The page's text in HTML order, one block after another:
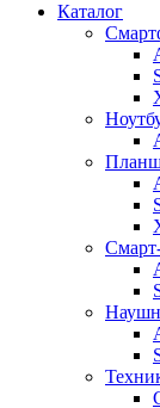
Каталог